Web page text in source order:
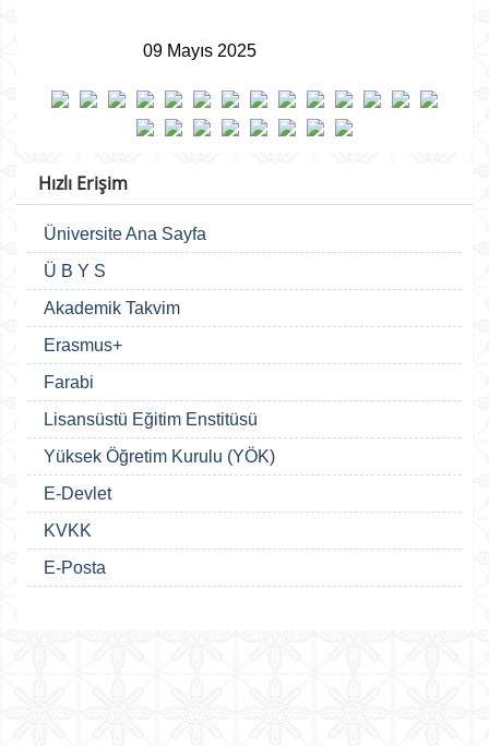
09 Mayıs 2025
Hızlı Erişim
Üniversite Ana Sayfa
Ü B Y S
Akademik Takvim
Erasmus+
Farabi
Lisansüstü Eğitim Enstitüsü
Yüksek Öğretim Kurulu (YÖK)
E-Devlet
KVKK
E-Posta